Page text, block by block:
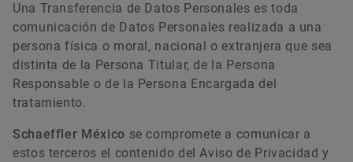
Una Transferencia de Datos Personales es toda
comunicación de Datos Personales realizada a una
persona física o moral, nacional o extranjera que sea
distinta de la Persona Titular, de la Persona
Responsable o de la Persona Encargada del
tratamiento.
Schaeffler México se compromete a comunicar a
estos terceros el contenido del Aviso de Privacidad y